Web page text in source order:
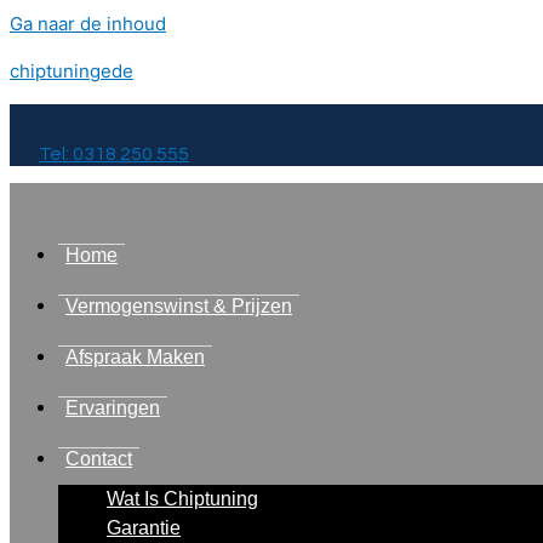
Ga naar de inhoud
chiptuningede
Tel: 0318 250 555
Home
Vermogenswinst & Prijzen
Afspraak Maken
Ervaringen
Contact
Wat Is Chiptuning
Garantie